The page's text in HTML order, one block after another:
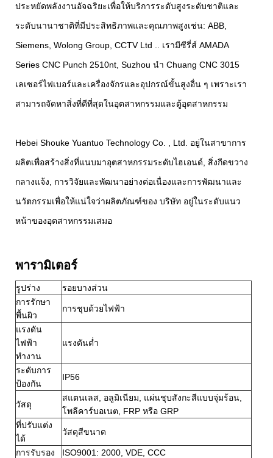
ประหยัดพลังงานอัจฉริยะเพื่อให้บริการระดับสูงระดับชาติและ
ระดับนานาชาติที่มีประสิทธิภาพและคุณภาพสูงเช่น: ABB,
Siemens, Wolong Group, CCTV Ltd .. เรามีซีรี่ส์ AMADA
Series CNC Punch 2510nt, Suzhou นำ Chuang CNC 3015
เลเซอร์ไฟเบอร์และเครื่องจักรและอุปกรณ์ขั้นสูงอื่น ๆ เพราะเรา
สามารถจัดหาสิ่งที่ดีที่สุดในอุตสาหกรรมและตู้อุตสาหกรรม
Hebei Shouke Yuantuo Technology Co. , Ltd. อยู่ในสาขาการ
ผลิตเพื่อสร้างสิ่งที่แนบมาอุตสาหกรรมระดับไฮเอนด์, สิ่งกีดขวาง
กลางแจ้ง, การวิจัยและพัฒนาอย่างต่อเนื่องและการพัฒนาและ
นวัตกรรมเพื่อให้แน่ใจว่าผลิตภัณฑ์ของ บริษัท อยู่ในระดับแนว
หน้าของอุตสาหกรรมเสมอ
พารามิเตอร์
รูปร่าง
รอยบางส่วน
การรักษา
พื้นผิว
การชุบด้วยไฟฟ้า
แรงดัน
ไฟฟ้า
ทำงาน
แรงดันต่ำ
ระดับการ
ป้องกัน
IP56
วัสดุ
สแตนเลส, อลูมิเนียม, แผ่นชุบสังกะสีแบบจุ่มร้อน,
โพลีคาร์บอเนต, FRP หรือ GRP
ที่ปรับแต่ง
ได้
วัสดุสีขนาด
การรับรอง ISO9001: 2000, VDE, CCC